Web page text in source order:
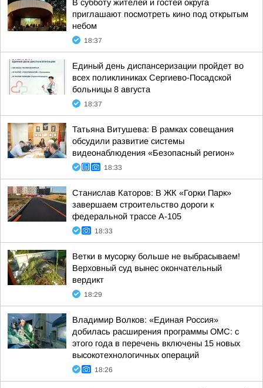
В субботу жителей и гостей округа
приглашают посмотреть кино под открытым
небом
18:37
Единый день диспансеризации пройдет во
всех поликлиниках Сергиево-Посадской
больницы 8 августа
18:37
Татьяна Витушева: В рамках совещания
обсудили развитие системы
видеонаблюдения «Безопасный регион»
18:33
Станислав Каторов: В ЖК «Горки Парк»
завершаем строительство дороги к
федеральной трассе А-105
18:33
Ветки в мусорку больше не выбрасываем!
Верховный суд вынес окончательный
вердикт
18:29
Владимир Волков: «Единая Россия»
добилась расширения программы ОМС: с
этого года в перечень включены 15 новых
высокотехнологичных операций
18:26